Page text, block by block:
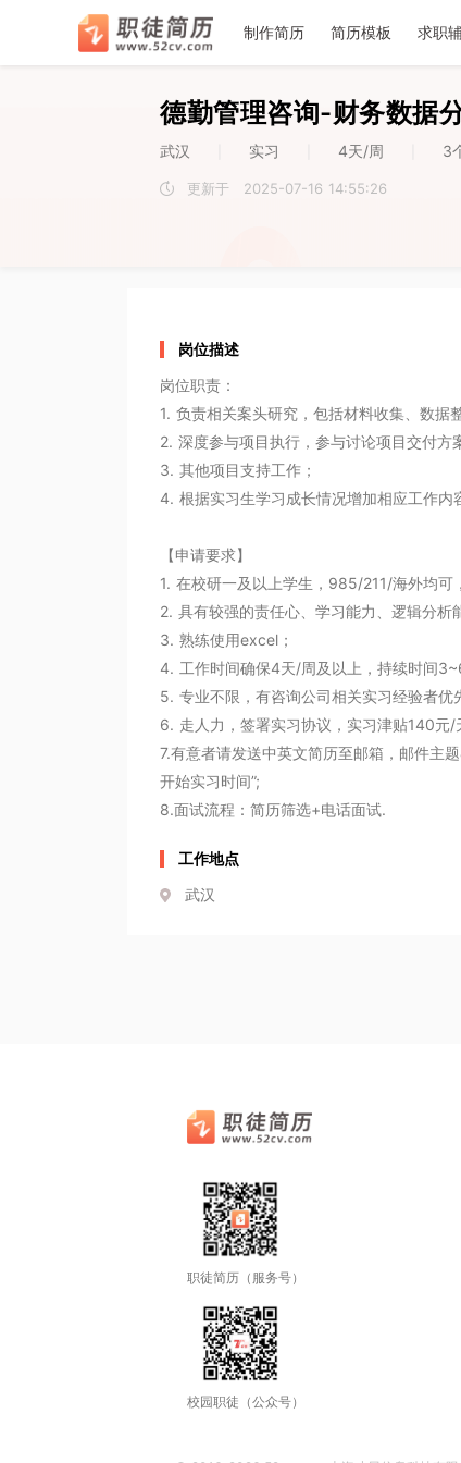
职徒简
制作简历 简历模板 求职
德勤管理咨询-财务数据
武汉 实习 4天/周 3
更新于 2025-07-16 14:55:26
岗位描述
岗位职责：
1. 负责相关案头研究，包括材料收集、数据
2. 深度参与项目执行，参与讨论项目交付方
3. 其他项目支持工作；
4. 根据实习生学习成长情况增加相应工作内
【申请要求】
1. 在校研一及以上学生，985/211/海外均可
2. 具有较强的责任心、学习能力、逻辑分析
3. 熟练使用excel；
4. 工作时间确保4天/周及以上，持续时间
5. 专业不限，有咨询公司相关实习经验者优
6. 走人力，签署实习协议，实习津贴140元/
7.有意者请发送中英文简历至邮箱，邮件主
开始实习时间”;
8.面试流程：简历筛选+电话面试.
工作地点
武汉
职徒简历（服务号）
校园职徒（公众号）